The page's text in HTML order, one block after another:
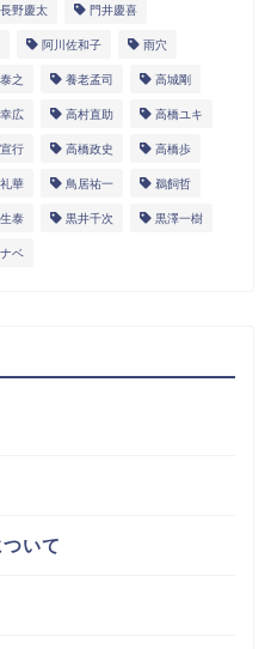
長野慶太 門井慶喜
阿川佐和子 雨穴
之 養老孟司 高城剛
広 高村直助 高橋ユキ
行 高橋政史 高橋歩
華 鳥居祐一 鵜飼哲
泰 黒井千次 黒澤一樹
ベ
いて